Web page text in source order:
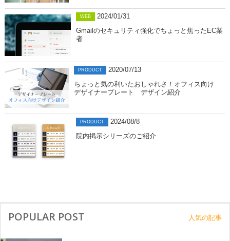
WEB
2024/01/31
Gmailのセキュリティ強化でちょっと焦ったEC業
者
PRODUCT
2020/07/13
ちょっと気の利いたおしゃれさ！オフィス向け
デザイナープレート デザイン紹介
PRODUCT
2024/08/8
院内掲示シリーズのご紹介
POPULAR POST 人気の記事